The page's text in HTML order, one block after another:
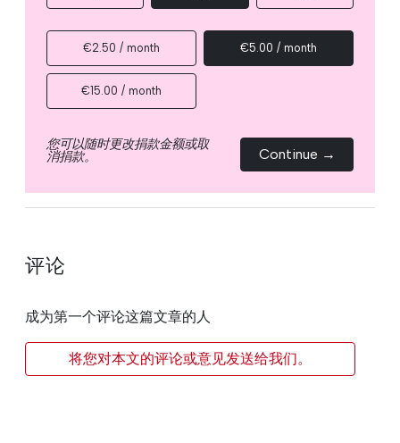
€2.50 / month €5.00 / month
€15.00 / month
您可以随时更改捐款金额或取
消捐款。 Continue →
评论
成为第一个评论这篇文章的人
将您对本文的评论或意见发送给我们。